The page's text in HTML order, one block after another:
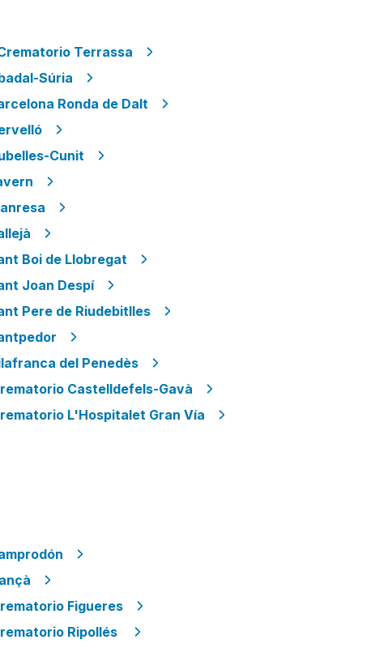
Terrassa
Súria
Ronda de Dalt
Cunit
Boi de Llobregat
Joan Despí
Pere de Riudebitlles
del Penedès
Castelldefels-Gavà
L'Hospitalet Gran Vía
Figueres
Ripollés